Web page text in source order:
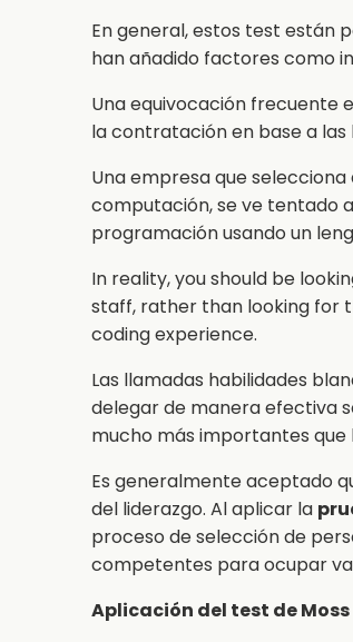
En general, estos test están
han añadido factores como
Una equivocación frecuente
la contratación en base a
Una empresa que
computación, se ve tentado
programación usando un
In reality, you should be
staff, rather than looking for
coding experience.
Las llamadas habilidades
delegar de manera efectiva
mucho más importantes
Es generalmente aceptado
del liderazgo. Al aplicar la
proceso de selección de
competentes para ocupar
Aplicación del test de Moss